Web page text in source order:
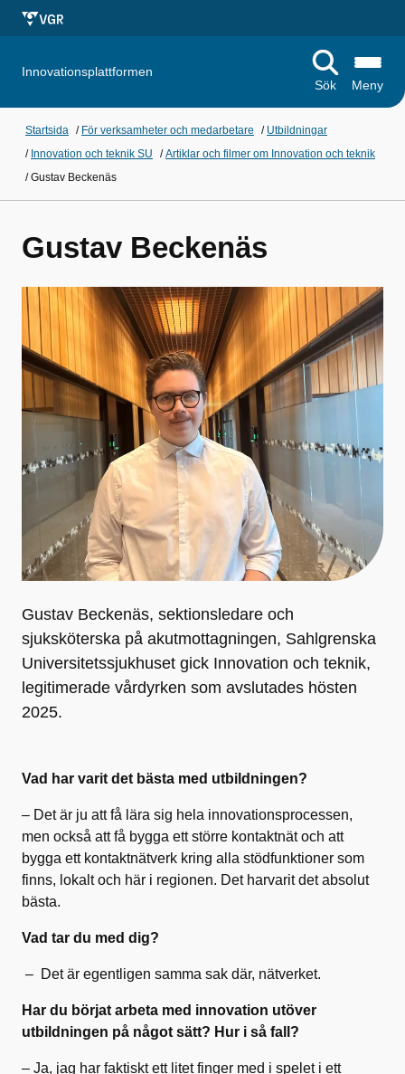
Innovationsplattformen
Sök
Meny
Startsida / För verksamheter och medarbetare / Utbildningar
/ Innovation och teknik SU /Artiklar och filmer om Innovation och teknik
/Gustav Beckenäs
Gustav Beckenäs
Gustav Beckenäs, sektionsledare och
sjuksköterska på akutmottagningen, Sahlgrenska
Universitetssjukhuset gick Innovation och teknik,
legitimerade vårdyrken som avslutades hösten
2025.
Vad har varit det bästa med utbildningen?
– Det är ju att få lära sig hela innovationsprocessen,
men också att få bygga ett större kontaktnät och att
bygga ett kontaktnätverk kring alla stödfunktioner som
finns, lokalt och här i regionen. Det harvarit det absolut
bästa.
Vad tar du med dig?
– Det är egentligen samma sak där, nätverket.
Har du börjat arbeta med innovation utöver
utbildningen på något sätt? Hur i så fall?
– Ja, jag har faktiskt ett litet finger med i spelet i ett